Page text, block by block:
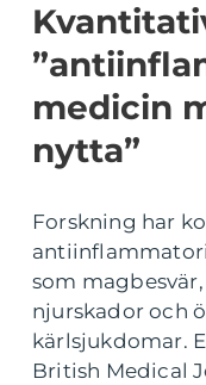
medicin
nytta”
Forskning har
som
njurskador och
kärlsjukdomar.
British Medical